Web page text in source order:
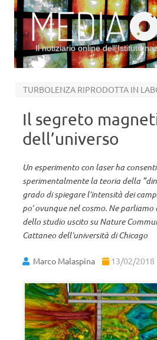
Il notiziario online dell’Istituto
TURBOLENZA RIPRODOTTA IN
Il segreto
dell’universo
Un esperimento con laser ha
sperimentalmente la teoria della
grado di spiegare l’intensità dei
po’ ovunque nel cosmo. Ne
dello studio uscito su Nature
Cattaneo dell’università di Chicago
Marco Malaspina 13/02/2018